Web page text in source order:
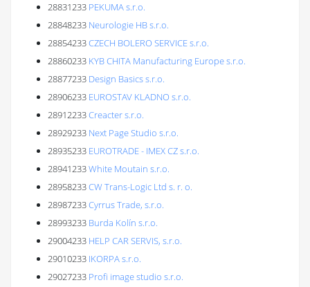
28831233 PEKUMA s.r.o.
28848233 Neurologie HB s.r.o.
28854233CZECH BOLERO SERVICE s.r.o.
28860233 KYB CHITA Manufacturing Europe s.r.o.
28877233 Design Basics s.r.o.
28906233 EUROSTAV KLADNO s.r.o.
28912233Creacter s.r.o.
28929233 Next Page Studio s.r.o.
28935233 EUROTRADE - IMEX CZ s.r.o.
28941233White Moutain s.r.o.
28958233CW Trans-Logic Ltd s. r. o.
28987233Cyrrus Trade, s.r.o.
28993233 Burda Kolín s.r.o.
29004233 HELP CAR SERVIS, s.r.o.
29010233 IKORPA s.r.o.
29027233 Profi image studio s.r.o.